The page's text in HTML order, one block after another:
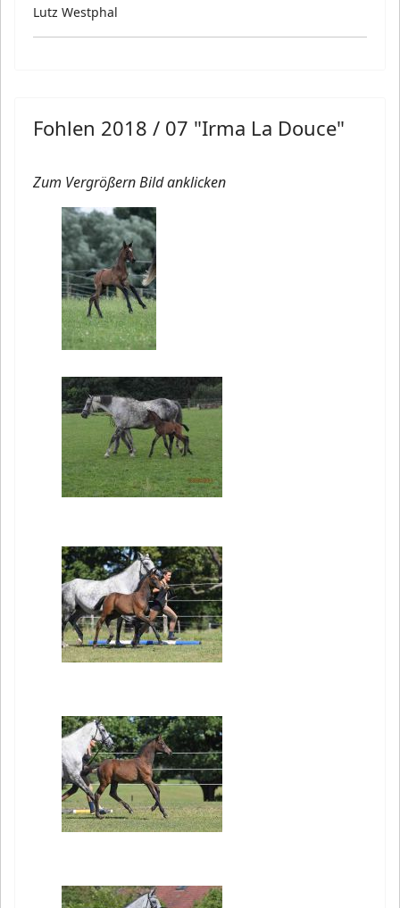
Lutz Westphal
Fohlen 2018 / 07 "Irma La Douce"
Zum Vergrößern Bild anklicken